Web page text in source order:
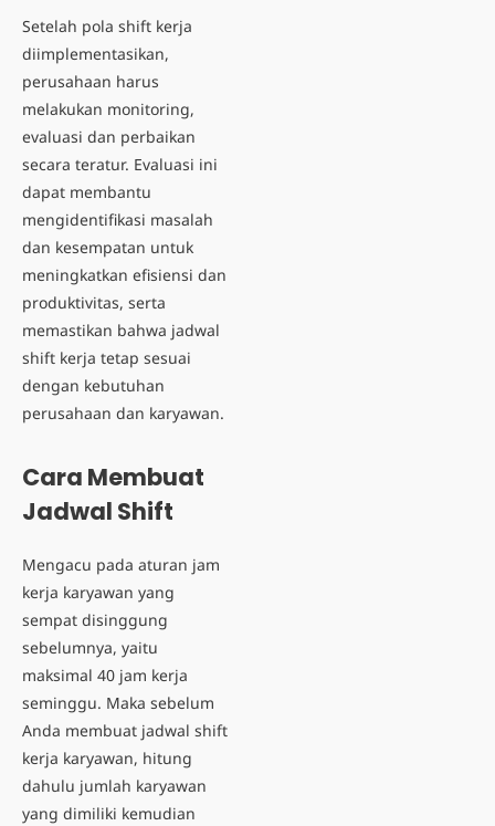
Setelah pola shift kerja
diimplementasikan,
perusahaan harus
melakukan monitoring,
evaluasi dan perbaikan
secara teratur. Evaluasi ini
dapat membantu
mengidentifikasi masalah
dan kesempatan untuk
meningkatkan efisiensi dan
produktivitas, serta
memastikan bahwa jadwal
shift kerja tetap sesuai
dengan kebutuhan
perusahaan dan karyawan.
Cara Membuat
Jadwal Shift
Mengacu pada aturan jam
kerja karyawan yang
sempat disinggung
sebelumnya, yaitu
maksimal 40 jam kerja
seminggu. Maka sebelum
Anda membuat jadwal shift
kerja karyawan, hitung
dahulu jumlah karyawan
yang dimiliki kemudian